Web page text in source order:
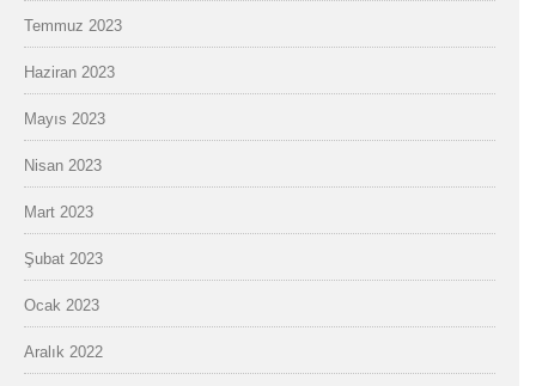
Temmuz 2023
Haziran 2023
Mayıs 2023
Nisan 2023
Mart 2023
Şubat 2023
Ocak 2023
Aralık 2022